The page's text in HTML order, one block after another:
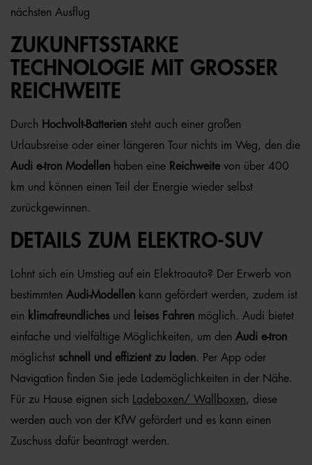
nächsten Ausflug
ZUKUNFTSSTARKE
TECHNOLOGIE MIT GROSSER R
EICHWEITE
Durch Hochvolt-Batterien steht auch einer großen
Urlaubsreise oder einer längeren Tour nichts im Weg, den die
Audi e-tron Modellen haben eine Reichweite von über 400
km und können einen Teil der Energie wieder selbst
zurückgewinnen.
DETAILS ZUM ELEKTRO-SUV
Lohnt sich ein Umstieg auf ein Elektroauto? Der Erwerb von
bestimmten Audi-Modellen kann gefördert werden, zudem ist
ein klimafreundliches und leises Fahren möglich. Audi bietet
einfache und vielfältige Möglichkeiten, um den Audi e-tron
möglichst schnell und effizient zu laden. Per App oder
Navigation finden Sie jede Lademöglichkeiten in der Nähe.
Für zu Hause eignen sich
Ladeboxen/ Wallboxen, diese
werden auch von der KfW gefördert und es kann einen
Zuschuss dafür beantragt werden.